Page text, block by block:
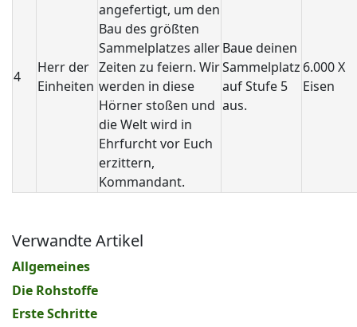
4
Herr der
Einheiten
angefertigt, um den
Bau des größten
Sammelplatzes aller
Zeiten zu feiern. Wir
werden in diese
Hörner stoßen und
die Welt wird in
Ehrfurcht vor Euch
erzittern,
Kommandant.
Baue deinen
Sammelplatz
auf Stufe 5
aus.
6.000 X
Eisen
Verwandte Artikel
Allgemeines
Die Rohstoffe
Erste Schritte